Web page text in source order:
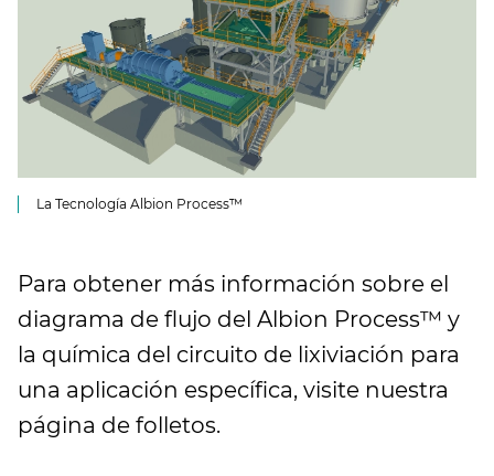
La Tecnología Albion Process™
Para obtener más información sobre el
diagrama de flujo del Albion Process™ y
la química del circuito de lixiviación para
una aplicación específica, visite nuestra
página de folletos.